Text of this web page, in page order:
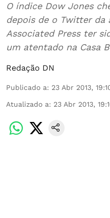
O índice Dow Jones
depois de o Twitter da
Associated Press ter
um atentado na Casa
Redação DN
Publicado a: 23 Abr 2013,
Atualizado a: 23 Abr 2013,